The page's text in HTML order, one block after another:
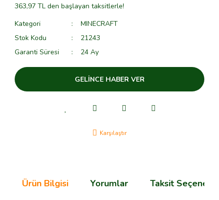
363,97 TL den başlayan taksitlerle!
Kategori
MINECRAFT
Stok Kodu
21243
Garanti Süresi
24 Ay
GELİNCE HABER VER
Karşılaştır
Ürün Bilgisi Yorumlar Taksit